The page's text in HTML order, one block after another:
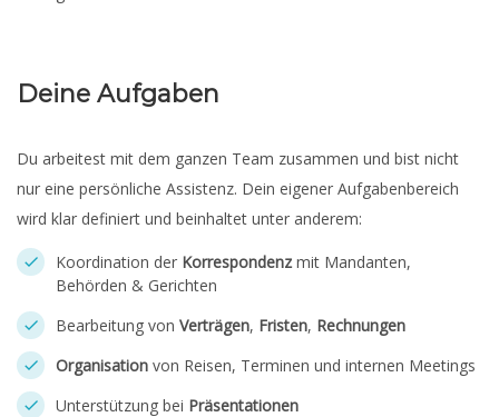
Deine Aufgaben
Du arbeitest mit dem ganzen Team zusammen und bist nicht
nur eine persönliche Assistenz. Dein eigener Aufgabenbereich
wird klar definiert und beinhaltet unter anderem:
Koordination der Korrespondenzmit Mandanten,
Behörden & Gerichten
Bearbeitung von Verträgen, Fristen, Rechnungen
Organisation von Reisen, Terminen und internen Meetings
Unterstützung bei Präsentationen